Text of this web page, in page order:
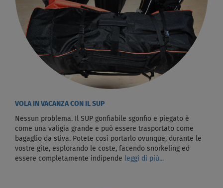
VOLA IN VACANZA CON IL SUP
Nessun problema. Il SUP gonfiabile sgonfio e piegato è
come una valigia grande e può essere trasportato come
bagaglio da stiva. Potete così portarlo ovunque, durante le
vostre gite, esplorando le coste, facendo snorkeling ed
essere completamente indipende
leggi di più...